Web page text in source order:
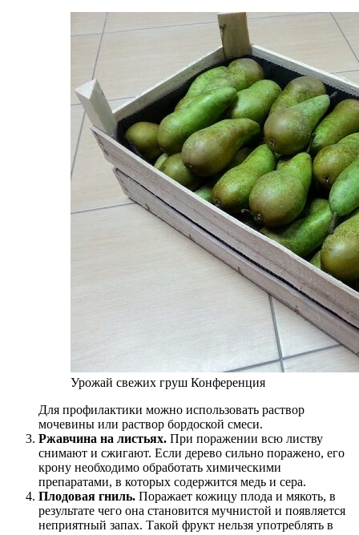
Урожай свежих груш Конференция
Для профилактики можно использовать раствор
мочевины или раствор бордоской смеси.
Ржавчина на листьях. При поражении всю листву
снимают и сжигают. Если дерево сильно поражено, его
крону необходимо обработать химическими
препаратами, в которых содержится медь и сера.
Плодовая гниль. Поражает кожицу плода и мякоть, в
результате чего она становится мучнистой и появляется
неприятный запах. Такой фрукт нельзя употреблять в